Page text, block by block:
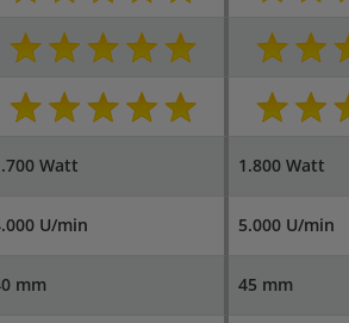
Watt 1.800 Watt
U/min 5.000 U/min
mm 45 mm